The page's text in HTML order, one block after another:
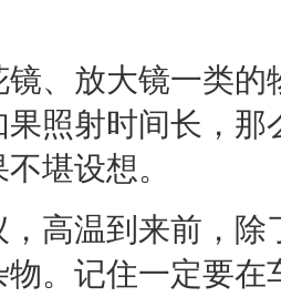
放大镜一类的
照射时间长，
堪设想。
温到来前，除
物。记住一定要